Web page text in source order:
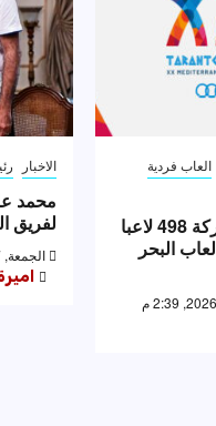
العاب فردية
إيطاليا تعلن مشاركة 498 لاعبا
البحر
الاخبار
محمد
لفريق
الجمعة, 7 أغسطس 2026, 2:25 م